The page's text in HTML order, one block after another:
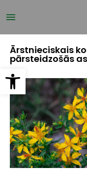
Open toolbar
uz
galveno
Ārstnieciskais
pārsteidzošās